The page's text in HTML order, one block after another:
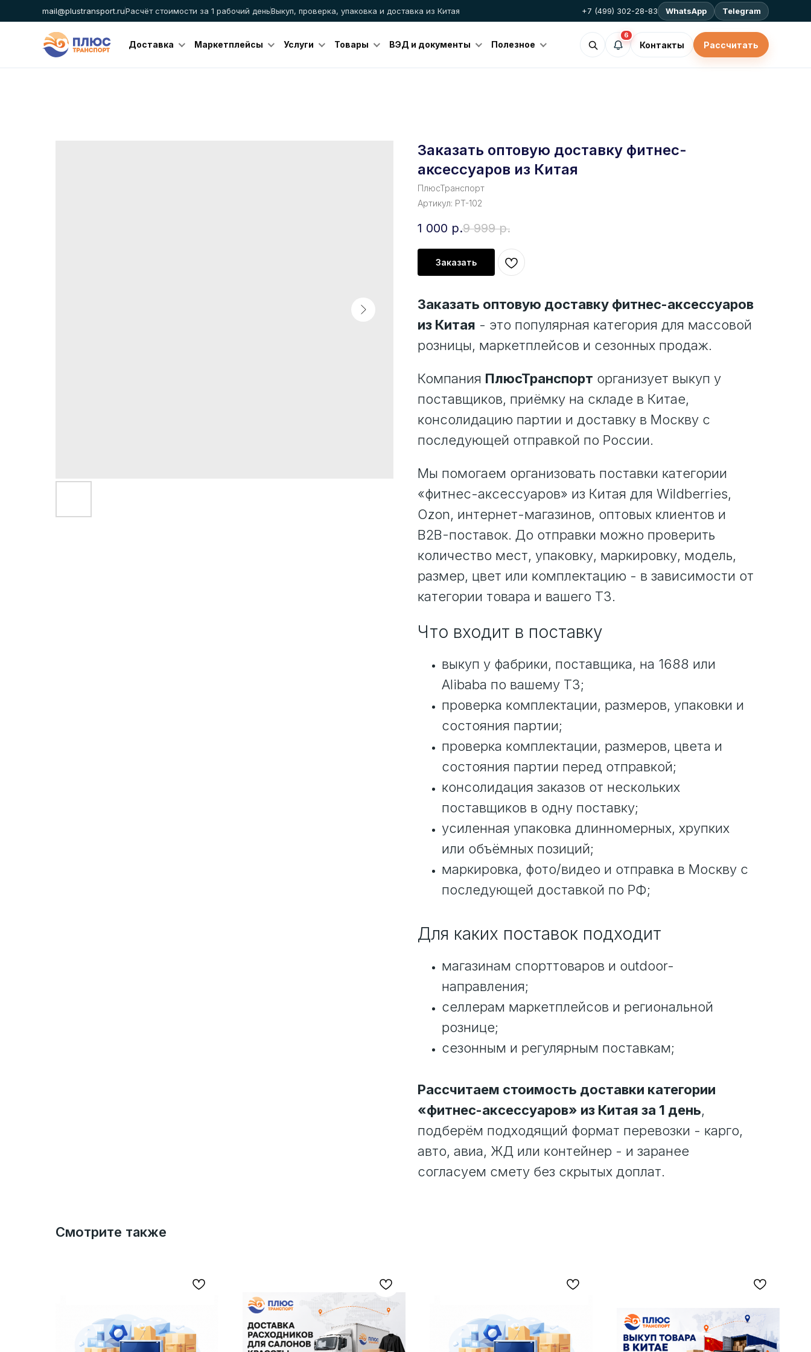
mail@plustransport.ruРасчёт стоимости за 1 рабочий деньВыкуп, проверка, упаковка и доставка из Китая +7 (499) 302-28-83 WhatsApp Telegram
Доставка Маркетплейсы Услуги Товары ВЭД и документы Полезное
6
Контакты Рассчитать
Заказать оптовую доставку фитнес-
аксессуаров из Китая
ПлюсТранспорт
Артикул: PT-102
1 000 р.9 999 р.
Заказать
Заказать оптовую доставку фитнес-аксессуаров
из Китая - это популярная категория для массовой
розницы, маркетплейсов и сезонных продаж.
Компания ПлюсТранспорт организует выкуп у
поставщиков, приёмку на складе в Китае,
консолидацию партии и доставку в Москву с
последующей отправкой по России.
Мы помогаем организовать поставки категории
«фитнес-аксессуаров» из Китая для Wildberries,
Ozon, интернет-магазинов, оптовых клиентов и
B2B-поставок. До отправки можно проверить
количество мест, упаковку, маркировку, модель,
размер, цвет или комплектацию - в зависимости от
категории товара и вашего ТЗ.
Что входит в поставку
выкуп у фабрики, поставщика, на 1688 или
Alibaba по вашему ТЗ;
проверка комплектации, размеров, упаковки и
состояния партии;
проверка комплектации, размеров, цвета и
состояния партии перед отправкой;
консолидация заказов от нескольких
поставщиков в одну поставку;
усиленная упаковка длинномерных, хрупких
или объёмных позиций;
маркировка, фото/видео и отправка в Москву с
последующей доставкой по РФ;
Для каких поставок подходит
магазинам спорттоваров и outdoor-
направления;
селлерам маркетплейсов и региональной
рознице;
сезонным и регулярным поставкам;
Рассчитаем стоимость доставки категории
«фитнес-аксессуаров» из Китая за 1 день,
подберём подходящий формат перевозки - карго,
авто, авиа, ЖД или контейнер - и заранее
согласуем смету без скрытых доплат.
Смотрите также